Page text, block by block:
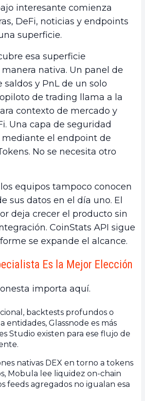
interesante comienza
DeFi, noticias y endpoints
superficie.
esa superficie
nativa. Un panel de
y PnL de un solo
de trading llama a la
contexto de mercado y
Una capa de seguridad
el endpoint de
No se necesita otro
equipos tampoco conocen
sus datos en el día uno. El
deja crecer el producto sin
CoinStats API sigue
se expande el alcance.
Es la Mejor Elección
importa aquí.
backtests profundos o
entidades, Glassnode es más
Studio existen para ese flujo de
nativas DEX en torno a tokens
Mobula lee liquidez on-chain
feeds agregados no igualan esa